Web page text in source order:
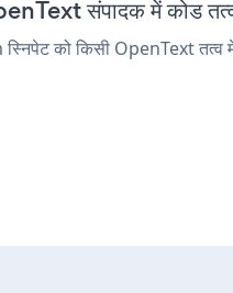
संपादक में कोड
को किसी OpenText तत्व